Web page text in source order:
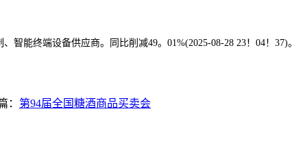
能终端设备供应商。同比削减49。01%(2025-08-28 23！04！37)。
： 第94届全国糖酒商品买卖会